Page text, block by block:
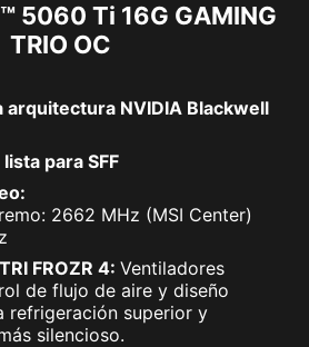
5060 Ti 16G GAMING
TRIO OC
arquitectura NVIDIA Blackwell
para SFF
2662 MHz (MSI Center)
FROZR 4: Ventiladores
de flujo de aire y diseño
refrigeración superior y
silencioso.